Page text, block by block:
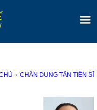
› CHÂN DUNG TÂN TIẾN SĨ